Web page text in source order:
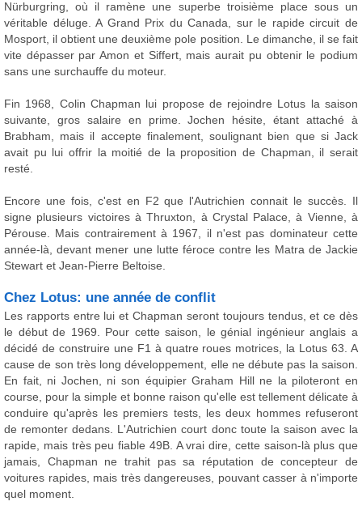
Nürburgring, où il ramène une superbe troisième place sous un
véritable déluge. A Grand Prix du Canada, sur le rapide circuit de
Mosport, il obtient une deuxième pole position. Le dimanche, il se fait
vite dépasser par Amon et Siffert, mais aurait pu obtenir le podium
sans une surchauffe du moteur.
Fin 1968, Colin Chapman lui propose de rejoindre Lotus la saison
suivante, gros salaire en prime. Jochen hésite, étant attaché à
Brabham, mais il accepte finalement, soulignant bien que si Jack
avait pu lui offrir la moitié de la proposition de Chapman, il serait
resté.
Encore une fois, c'est en F2 que l'Autrichien connait le succès. Il
signe plusieurs victoires à Thruxton, à Crystal Palace, à Vienne, à
Pérouse. Mais contrairement à 1967, il n'est pas dominateur cette
année-là, devant mener une lutte féroce contre les Matra de Jackie
Stewart et Jean-Pierre Beltoise.
Chez Lotus: une année de conflit
Les rapports entre lui et Chapman seront toujours tendus, et ce dès
le début de 1969. Pour cette saison, le génial ingénieur anglais a
décidé de construire une F1 à quatre roues motrices, la Lotus 63. A
cause de son très long développement, elle ne débute pas la saison.
En fait, ni Jochen, ni son équipier Graham Hill ne la piloteront en
course, pour la simple et bonne raison qu'elle est tellement délicate à
conduire qu'après les premiers tests, les deux hommes refuseront
de remonter dedans. L'Autrichien court donc toute la saison avec la
rapide, mais très peu fiable 49B. A vrai dire, cette saison-là plus que
jamais, Chapman ne trahit pas sa réputation de concepteur de
voitures rapides, mais très dangereuses, pouvant casser à n'importe
quel moment.